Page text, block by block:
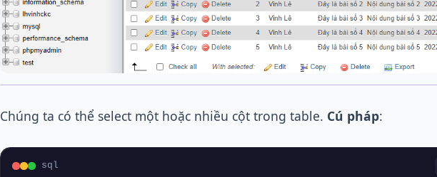
Chúng ta có thể select một hoặc nhiều cột trong table. Cú pháp:
sql